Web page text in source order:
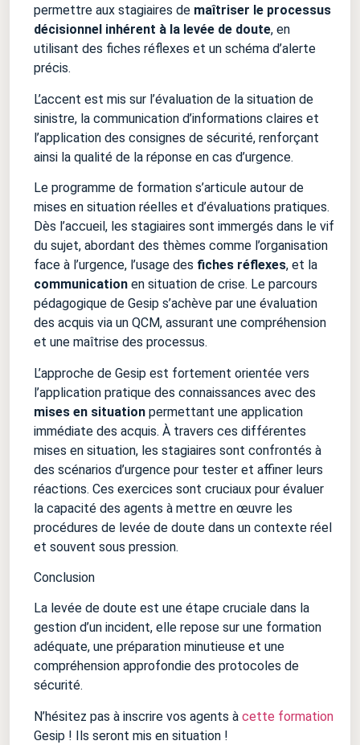
permettre aux stagiaires de maîtriser le processus
décisionnel inhérent à la levée de doute, en
utilisant des fiches réflexes et un schéma d’alerte
précis.
L’accent est mis sur l’évaluation de la situation de
sinistre, la communication d’informations claires et
l’application des consignes de sécurité, renforçant
ainsi la qualité de la réponse en cas d’urgence.
Le programme de formation s’articule autour de
mises en situation réelles et d’évaluations pratiques.
Dès l’accueil, les stagiaires sont immergés dans le vif
du sujet, abordant des thèmes comme l’organisation
face à l’urgence, l’usage des fiches réflexes, et la
communication en situation de crise. Le parcours
pédagogique de Gesip s’achève par une évaluation
des acquis via un QCM, assurant une compréhension
et une maîtrise des processus.
L’approche de Gesip est fortement orientée vers
l’application pratique des connaissances avec des
mises en situation permettant une application
immédiate des acquis. À travers ces différentes
mises en situation, les stagiaires sont confrontés à
des scénarios d’urgence pour tester et affiner leurs
réactions. Ces exercices sont cruciaux pour évaluer
la capacité des agents à mettre en œuvre les
procédures de levée de doute dans un contexte réel
et souvent sous pression.
Conclusion
La levée de doute est une étape cruciale dans la
gestion d’un incident, elle repose sur une formation
adéquate, une préparation minutieuse et une
compréhension approfondie des protocoles de
sécurité.
N’hésitez pas à inscrire vos agents à cette formation
Gesip ! Ils seront mis en situation !